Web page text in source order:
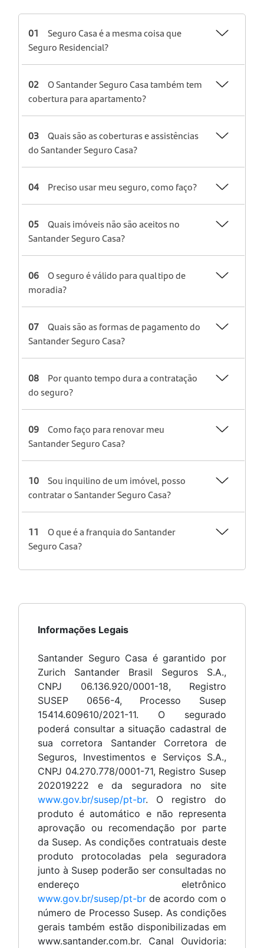
01
Seguro Casa é a mesma coisa que
Seguro Residencial?
02
O Santander Seguro Casa também tem
cobertura para apartamento?
03
Quais são as coberturas e assistências
do Santander Seguro Casa?
04 Preciso usar meu seguro, como faço?
05
Quais imóveis não são aceitos no
Santander Seguro Casa?
06
O seguro é válido para qual tipo de
moradia?
07
Quais são as formas de pagamento do
Santander Seguro Casa?
08
Por quanto tempo dura a contratação
do seguro?
09
Como faço para renovar meu
Santander Seguro Casa?
10
Sou inquilino de um imóvel, posso
contratar o Santander Seguro Casa?
11
O que é a franquia do Santander
Seguro Casa?
Informações Legais
Santander Seguro Casa é garantido por
Zurich Santander Brasil Seguros S.A.,
CNPJ 06.136.920/0001-18, Registro
SUSEP 0656-4, Processo Susep
15414.609610/2021-11. O segurado
poderá consultar a situação cadastral de
sua corretora Santander Corretora de
Seguros, Investimentos e Serviços S.A.,
CNPJ 04.270.778/0001-71, Registro Susep
202019222 e da seguradora no site
www.gov.br/susep/pt-br. O registro do
produto é automático e não representa
aprovação ou recomendação por parte
da Susep. As condições contratuais deste
produto protocoladas pela seguradora
junto à Susep poderão ser consultadas no
endereço eletrônico
www.gov.br/susep/pt-br de acordo com o
número de Processo Susep. As condições
gerais também estão disponibilizadas em
www.santander.com.br. Canal Ouvidoria: